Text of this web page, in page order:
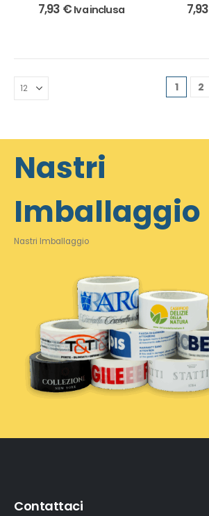
7,93 € Iva inclusa 7,93
1 2
Nastri
Imballaggio
Nastri Imballaggio
Contattaci